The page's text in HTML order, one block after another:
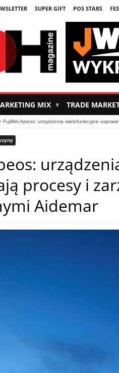
SUPER GIFT POS STARS
MIX ∨ TRADE
Fujifilm Apeos: urządzenia wielofunkcyjne
procesy i
Aidemar